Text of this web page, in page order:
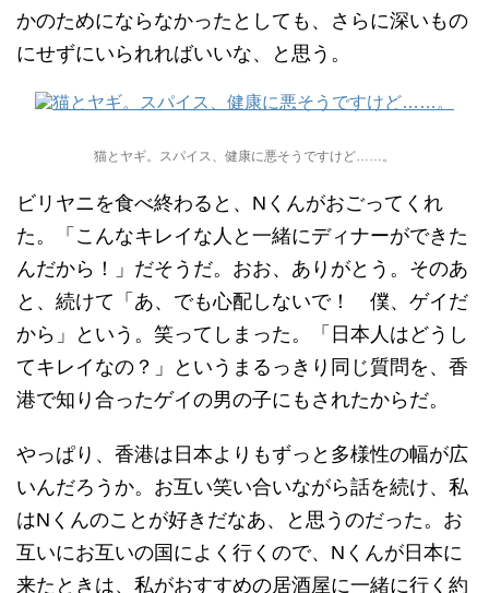
かのためにならなかったとしても、さらに深いもの
にせずにいられればいいな、と思う。
猫とヤギ。スパイス、健康に悪そうですけど……。
ビリヤニを食べ終わると、Nくんがおごってくれ
た。「こんなキレイな人と一緒にディナーができた
んだから！」だそうだ。おお、ありがとう。そのあ
と、続けて「あ、でも心配しないで！ 僕、ゲイだ
から」という。笑ってしまった。「日本人はどうし
てキレイなの？」というまるっきり同じ質問を、香
港で知り合ったゲイの男の子にもされたからだ。
やっぱり、香港は日本よりもずっと多様性の幅が広
いんだろうか。お互い笑い合いながら話を続け、私
はNくんのことが好きだなあ、と思うのだった。お
互いにお互いの国によく行くので、Nくんが日本に
来たときは、私がおすすめの居酒屋に一緒に行く約